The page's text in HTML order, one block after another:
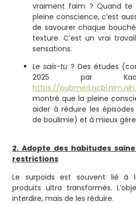
vraiment faim ? Quand te
pleine conscience, c’est
de savourer chaque
texture. C’est un vrai
sensations.
Le sais-tu ? Des études
2025 par
https://
montré que la pleine
aider à réduire les épisodes
de boulimie) et à mieux
2. Adopte des habitudes
restrictions
Le surpoids est souvent lié à
produits ultra transformés.
interdire, mais de les réduire.